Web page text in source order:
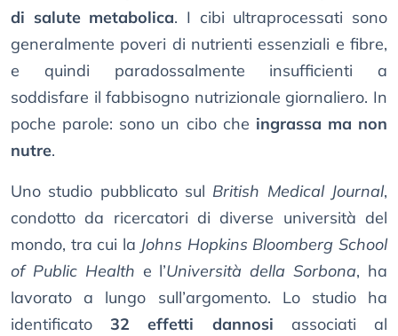
di salute metabolica. I cibi ultraprocessati sono
generalmente poveri di nutrienti essenziali e fibre,
e quindi paradossalmente insufficienti a
soddisfare il fabbisogno nutrizionale giornaliero. In
poche parole: sono un cibo che ingrassa ma non
nutre.
Uno studio pubblicato sul British Medical Journal,
condotto da ricercatori di diverse università del
mondo, tra cui la Johns Hopkins Bloomberg School
of Public Health e l’Università della Sorbona, ha
lavorato a lungo sull’argomento. Lo studio ha
identificato32 effetti dannosi associati al